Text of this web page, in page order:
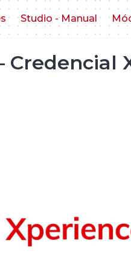
Studio - Manual
Credencial